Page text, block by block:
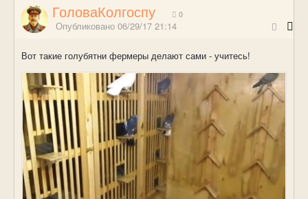
ГоловаКолгоспу 0
Опубликовано 06/29/17 21:14
Вот такие голубятни фермеры делают сами - учитесь!